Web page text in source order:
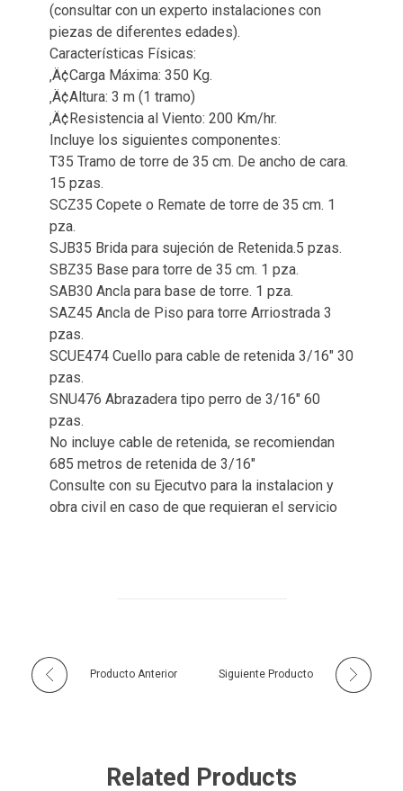
(consultar con un experto instalaciones con
piezas de diferentes edades).
Características Físicas:
‚Ä¢Carga Máxima: 350 Kg.
‚Ä¢Altura: 3 m (1 tramo)
‚Ä¢Resistencia al Viento: 200 Km/hr.
Incluye los siguientes componentes:
T35 Tramo de torre de 35 cm. De ancho de cara.
15 pzas.
SCZ35 Copete o Remate de torre de 35 cm. 1
pza.
SJB35 Brida para sujeción de Retenida.5 pzas.
SBZ35 Base para torre de 35 cm. 1 pza.
SAB30 Ancla para base de torre. 1 pza.
SAZ45 Ancla de Piso para torre Arriostrada 3
pzas.
SCUE474 Cuello para cable de retenida 3/16″ 30
pzas.
SNU476 Abrazadera tipo perro de 3/16″ 60
pzas.
No incluye cable de retenida, se recomiendan
685 metros de retenida de 3/16″
Consulte con su Ejecutvo para la instalacion y
obra civil en caso de que requieran el servicio
Producto Anterior Siguiente Producto
Related Products